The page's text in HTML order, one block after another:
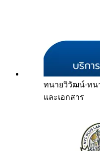
ทนายวิวัฒน์·ทน
และเอกสาร